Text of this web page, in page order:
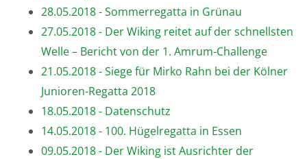
28.05.2018 - Sommerregatta in Grünau
27.05.2018 - Der Wiking reitet auf der schnellsten
Welle – Bericht von der 1. Amrum-Challenge
21.05.2018 - Siege für Mirko Rahn bei der Kölner
Junioren-Regatta 2018
18.05.2018 - Datenschutz
14.05.2018 - 100. Hügelregatta in Essen
09.05.2018 - Der Wiking ist Ausrichter der